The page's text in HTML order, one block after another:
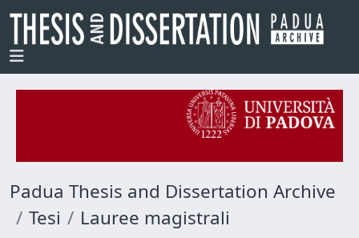
Padua Thesis and Dissertation Archive
Tesi
Lauree magistrali